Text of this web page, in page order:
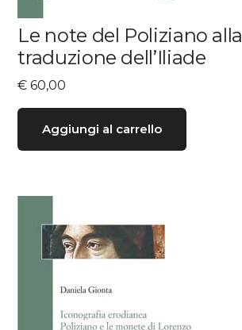
Le note del Poliziano alla
traduzione dell’Iliade
€ 60,00
Aggiungi al carrello